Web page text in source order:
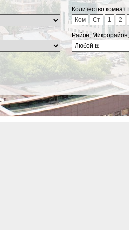
Количество комнат
Ком
Ст 1 2
Район,
Любой ⊞